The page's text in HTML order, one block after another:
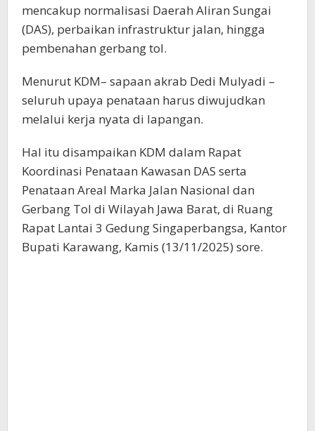
mencakup normalisasi Daerah Aliran Sungai
(DAS), perbaikan infrastruktur jalan, hingga
pembenahan gerbang tol.
Menurut KDM– sapaan akrab Dedi Mulyadi –
seluruh upaya penataan harus diwujudkan
melalui kerja nyata di lapangan.
Hal itu disampaikan KDM dalam Rapat
Koordinasi Penataan Kawasan DAS serta
Penataan Areal Marka Jalan Nasional dan
Gerbang Tol di Wilayah Jawa Barat, di Ruang
Rapat Lantai 3 Gedung Singaperbangsa, Kantor
Bupati Karawang, Kamis (13/11/2025) sore.